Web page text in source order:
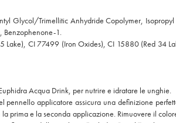
Glycol/Trimellitic Anhydride Copolymer,
1.
Lake), CI 77499 (Iron Oxides), CI 15880 (Red
Acqua Drink, per nutrire e idratare le unghie.
applicatore assicura una definizione
prima e la seconda applicazione. Rimuovere il